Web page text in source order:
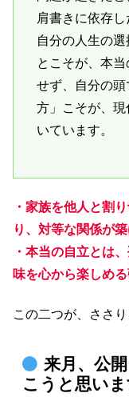
肩書きに依存し
自分の人生の
とこそが、本
せず、自分の
方」こそが、
いています。
・家族を他人と割
り、対等な関係が築
・本当の自立とは
味を心から楽しめ
この二つが、ささり
来月、公
こうと思いま